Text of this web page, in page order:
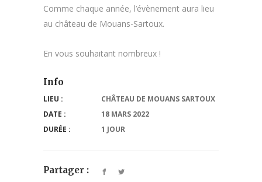
Comme chaque année, l’évènement aura lieu
au château de Mouans-Sartoux.
En vous souhaitant nombreux !
Info
LIEU :
CHÂTEAU DE MOUANS SARTOUX
DATE :
18 MARS 2022
DURÉE :
1 JOUR
Partager :